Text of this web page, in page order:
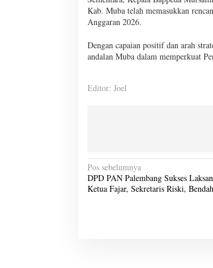
Kab. Muba telah memasukkan
Anggaran 2026.
Dengan capaian positif dan arah
andalan Muba dalam memperkuat
Editor: Joel
N
a
Pos sebelumnya
DPD PAN Palembang Sukses
Ketua Fajar, Sekretaris Riski,